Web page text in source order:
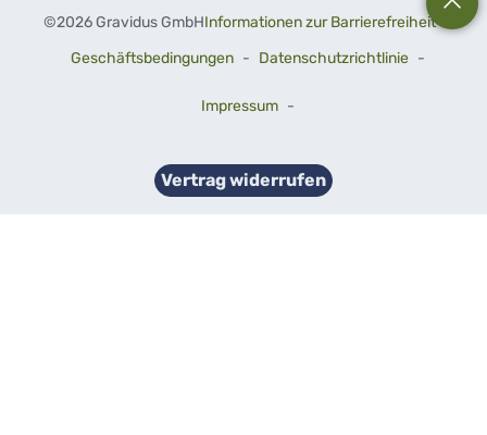
©2026 Gravidus GmbHInformationen zur Barrierefreiheit-
Geschäftsbedingungen - Datenschutzrichtlinie -
Impressum -
Vertrag widerrufen